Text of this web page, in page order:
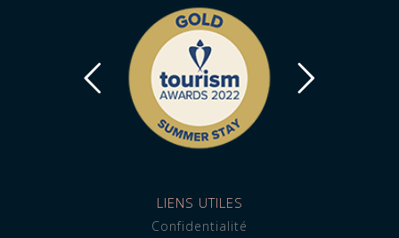
LIENS UTILES
Confidentialité